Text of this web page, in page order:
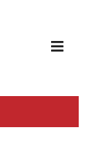
Toggle